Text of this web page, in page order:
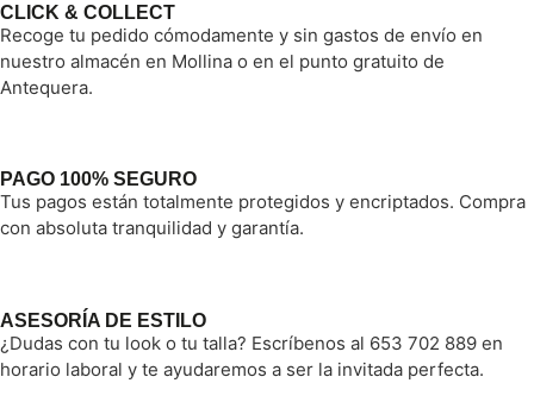
CLICK & COLLECT
Recoge tu pedido cómodamente y sin gastos de envío en
nuestro almacén en Mollina o en el punto gratuito de
Antequera.
PAGO 100% SEGURO
Tus pagos están totalmente protegidos y encriptados. Compra
con absoluta tranquilidad y garantía.
ASESORÍA DE ESTILO
¿Dudas con tu look o tu talla? Escríbenos al 653 702 889 en
horario laboral y te ayudaremos a ser la invitada perfecta.